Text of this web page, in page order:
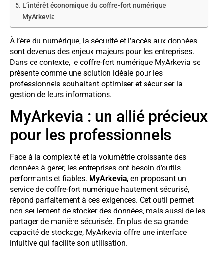
L’intérêt économique du coffre-fort numérique
MyArkevia
À l’ère du numérique, la sécurité et l’accès aux données
sont devenus des enjeux majeurs pour les entreprises.
Dans ce contexte, le coffre-fort numérique MyArkevia se
présente comme une solution idéale pour les
professionnels souhaitant optimiser et sécuriser la
gestion de leurs informations.
MyArkevia : un allié précieux
pour les professionnels
Face à la complexité et la volumétrie croissante des
données à gérer, les entreprises ont besoin d’outils
performants et fiables. MyArkevia, en proposant un
service de coffre-fort numérique hautement sécurisé,
répond parfaitement à ces exigences. Cet outil permet
non seulement de stocker des données, mais aussi de les
partager de manière sécurisée. En plus de sa grande
capacité de stockage, MyArkevia offre une interface
intuitive qui facilite son utilisation.